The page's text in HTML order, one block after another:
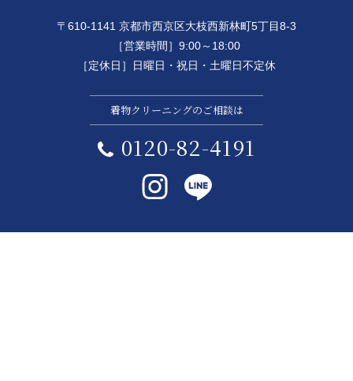
〒610-1141 京都市西京区大枝西新林町5丁目8-3
［営業時間］9:00～18:00
［定休日］日曜日・祝日・土曜日不定休
着物クリーニングのご相談は
0120-82-4191